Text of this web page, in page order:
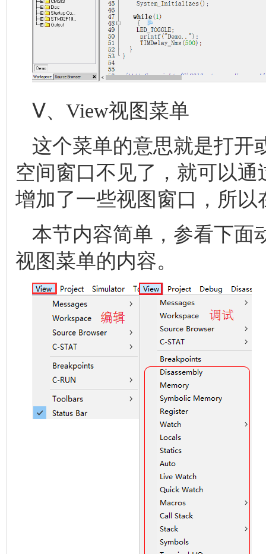
Ⅴ、View视图菜单
这个菜单的意思就是打开
空间窗口不见了，就可以
增加了一些视图窗口，所
本节内容简单，参看下面
视图菜单的内容。